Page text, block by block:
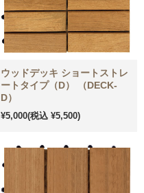
ウッドデッキ ショートストレ
ートタイプ（D） （DECK-
D）
¥5,000(税込 ¥5,500)